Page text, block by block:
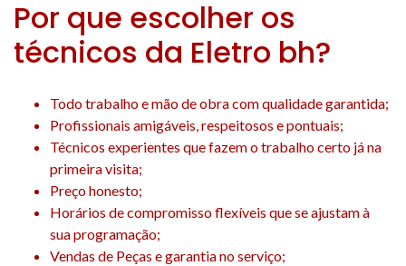
Por que escolher os
técnicos da Eletro bh?
Todo trabalho e mão de obra com qualidade garantida;
Profissionais amigáveis, respeitosos e pontuais;
Técnicos experientes que fazem o trabalho certo já na
primeira visita;
Preço honesto;
Horários de compromisso flexíveis que se ajustam à
sua programação;
Vendas de Peças e garantia no serviço;